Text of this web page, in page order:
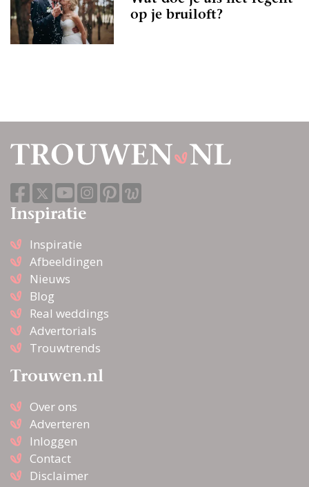
op je bruiloft?
Inspiratie
Inspiratie
Afbeeldingen
Nieuws
Blog
Real weddings
Advertorials
Trouwtrends
Trouwen.nl
Over ons
Adverteren
Inloggen
Contact
Disclaimer